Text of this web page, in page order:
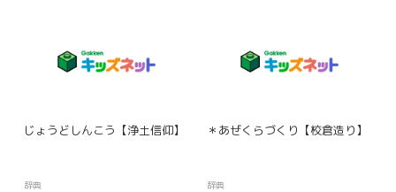
じょうどしんこう【浄土信仰】
辞典
＊あぜくらづくり【校倉造り】
辞典